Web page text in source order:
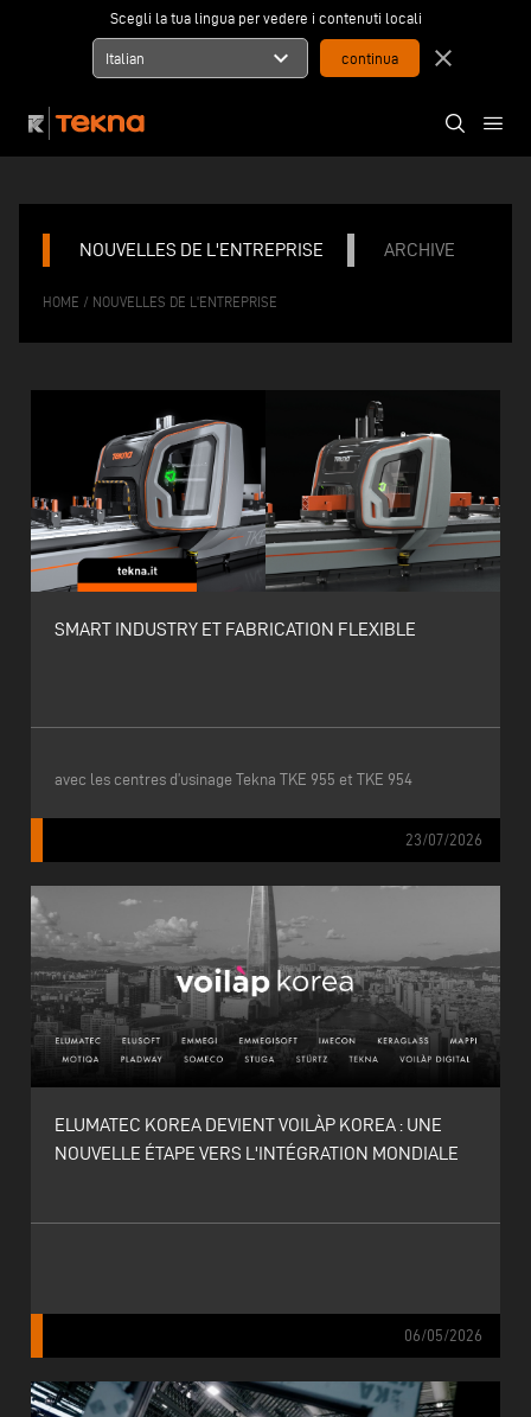
Scegli la tua lingua per vedere i contenuti locali
Italian expand_more close
NOUVELLES DE L'ENTREPRISE ARCHIVE
HOME / NOUVELLES DE L'ENTREPRISE
SMART INDUSTRY ET FABRICATION FLEXIBLE
avec les centres d’usinage Tekna TKE 955 et TKE 954
23/07/2026
ELUMATEC KOREA DEVIENT VOILÀP KOREA : UNE
NOUVELLE ÉTAPE VERS L'INTÉGRATION MONDIALE
06/05/2026